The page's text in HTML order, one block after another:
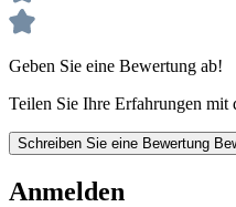
Geben Sie eine Bewertung ab!
Teilen Sie Ihre Erfahrungen mit
Schreiben Sie eine Bewertung
Anmelden